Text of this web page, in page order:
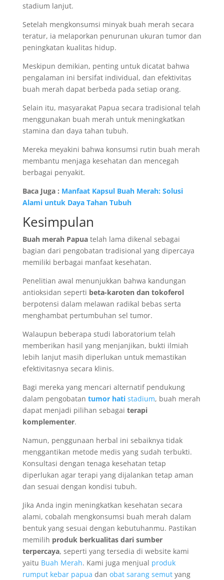
stadium lanjut.
Setelah mengkonsumsi minyak buah merah secara
teratur, ia melaporkan penurunan ukuran tumor dan
peningkatan kualitas hidup.
Meskipun demikian, penting untuk dicatat bahwa
pengalaman ini bersifat individual, dan efektivitas
buah merah dapat berbeda pada setiap orang.
Selain itu, masyarakat Papua secara tradisional telah
menggunakan buah merah untuk meningkatkan
stamina dan daya tahan tubuh.
Mereka meyakini bahwa konsumsi rutin buah merah
membantu menjaga kesehatan dan mencegah
berbagai penyakit.
Baca Juga : Manfaat Kapsul Buah Merah: Solusi
Alami untuk Daya Tahan Tubuh
Kesimpulan
Buah merah Papuatelah lama dikenal sebagai
bagian dari pengobatan tradisional yang dipercaya
memiliki berbagai manfaat kesehatan.
Penelitian awal menunjukkan bahwa kandungan
antioksidan seperti beta-karoten dan tokoferol
berpotensi dalam melawan radikal bebas serta
menghambat pertumbuhan sel tumor.
Walaupun beberapa studi laboratorium telah
memberikan hasil yang menjanjikan, bukti ilmiah
lebih lanjut masih diperlukan untuk memastikan
efektivitasnya secara klinis.
Bagi mereka yang mencari alternatif pendukung
dalam pengobatan tumor hatistadium, buah merah
dapat menjadi pilihan sebagai terapi
komplementer.
Namun, penggunaan herbal ini sebaiknya tidak
menggantikan metode medis yang sudah terbukti.
Konsultasi dengan tenaga kesehatan tetap
diperlukan agar terapi yang dijalankan tetap aman
dan sesuai dengan kondisi tubuh.
Jika Anda ingin meningkatkan kesehatan secara
alami, cobalah mengkonsumsi buah merah dalam
bentuk yang sesuai dengan kebutuhanmu. Pastikan
memilih produk berkualitas dari sumber
terpercaya, seperti yang tersedia di website kami
yaitu Buah Merah. Kami juga menjual produk
rumput kebar papua dan obat sarang semutyang